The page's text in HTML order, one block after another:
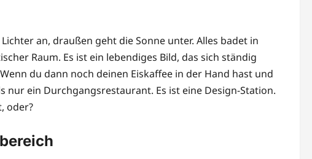
an, draußen geht die Sonne unter. Alles badet in
Raum. Es ist ein lebendiges Bild, das sich ständig
du dann noch deinen Eiskaffee in der Hand hast und
nur ein Durchgangsrestaurant. Es ist eine Design-Station.
oder?